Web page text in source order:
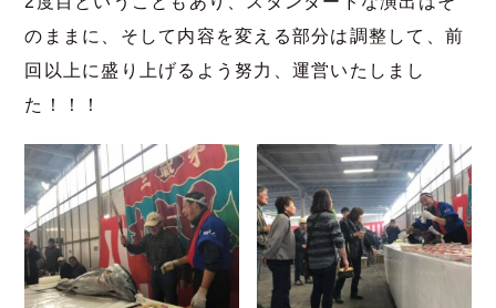
のままに、そして内容を変える部分は調整して、前
回以上に盛り上げるよう努力、運営いたしまし
た！！！